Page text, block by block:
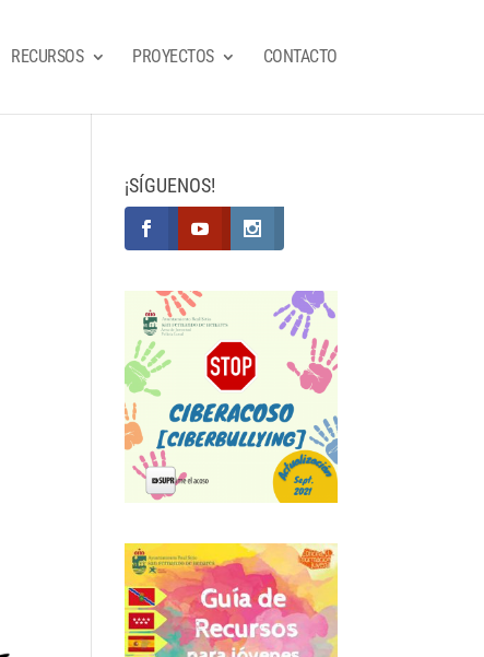
RECURSOS PROYECTOS CONTACTO
¡SÍGUENOS!